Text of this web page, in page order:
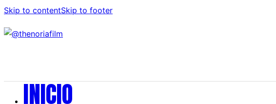
Skip to contentSkip to footer
INICIO